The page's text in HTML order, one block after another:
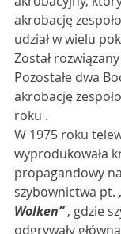
akrobację
udział w wielu
Został
Pozostałe dwa
akrobację
roku .
W 1975 roku
wyprodukowała
propagandowy
szybownictwa pt.
Wolken” , gdzie
odgrywały